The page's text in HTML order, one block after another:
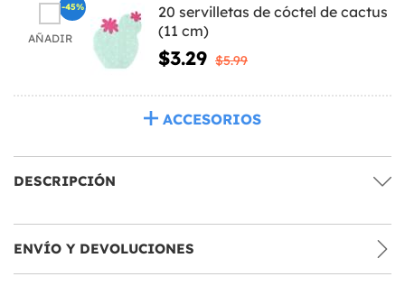
AÑADIR
20 servilletas de cóctel de cactus
(11 cm)
$3.29 $5.99
-45%
ACCESORIOS
DESCRIPCIÓN
ENVÍO Y DEVOLUCIONES